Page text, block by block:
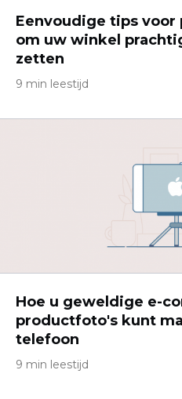
Eenvoudige tips
om uw winkel
zetten
9 min leestijd
Hoe u geweldige e-
productfoto's kunt
telefoon
9 min leestijd